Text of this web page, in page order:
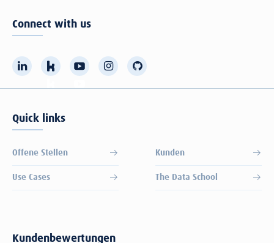
Connect with us
Quick links
Offene Stellen Kunden
Use Cases The Data School
Kundenbewertungen